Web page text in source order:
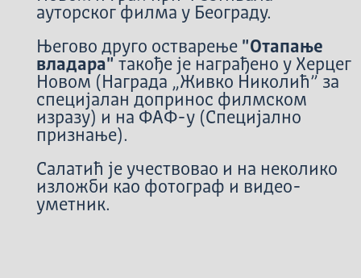
ауторског филма у Београду.
Његово друго остварење "Отапање
владара" такође је награђено у Херцег
Новом (Награда „Живко Николић” за
специјалан допринос филмском
изразу) и на ФАФ-у (Специјално
признање).
Салатић је учествовао и на неколико
изложби као фотограф и видео-
уметник.